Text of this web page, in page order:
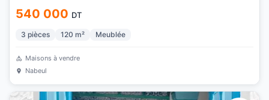
540 000 DT
3 pièces 120 m² Meublée
Maisons à vendre
Nabeul